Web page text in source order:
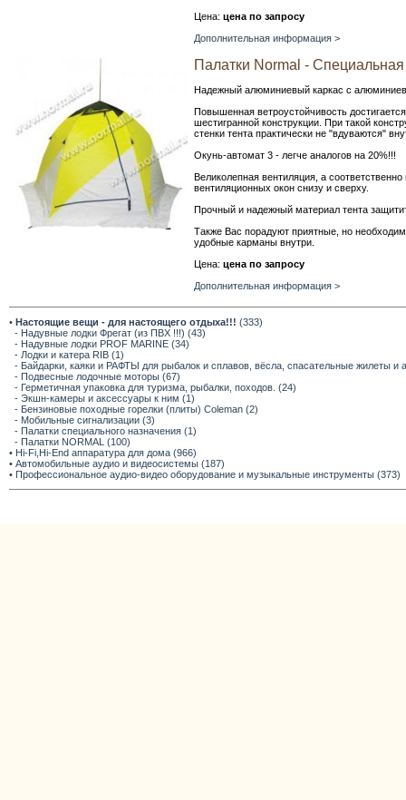
Цена: цена по запросу
Дополнительная информация >
Палатки Normal -
Надежный алюминиевый каркас с
Повышенная ветроустойчивость
шестигранной конструкции. При такой
стенки тента практически не "вдуваются"
Окунь-автомат 3 - легче аналогов на 20%!!!
Великолепная вентиляция, а
вентиляционных окон снизу и сверху.
Прочный и надежный материал тента
Также Вас порадуют приятные, но
удобные карманы внутри.
Цена: цена по запросу
Дополнительная информация >
• Настоящие вещи - для настоящего отдыха!!! (333)
- Надувные лодки Фрегат (из ПВХ !!!) (43)
- Надувные лодки PROF MARINE (34)
- Лодки и катера RIB (1)
- Байдарки, каяки и РАФТЫ для рыбалок и сплавов, вёсла, спасательные жилеты и
- Подвесные лодочные моторы (67)
- Герметичная упаковка для туризма, рыбалки, походов. (24)
- Экшн-камеры и аксессуары к ним (1)
- Бензиновые походные горелки (плиты) Coleman (2)
- Мобильные сигнализации (3)
- Палатки специального назначения (1)
- Палатки NORMAL (100)
• Hi-Fi,Hi-End аппаратура для дома (966)
• Автомобильные аудио и видеосистемы (187)
• Профессиональное аудио-видео оборудование и музыкальные инструменты (373)